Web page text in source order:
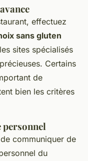
effectuez
sans gluten
sites spécialisés
Certains
de
bien les critères
personnel
communiquer de
du